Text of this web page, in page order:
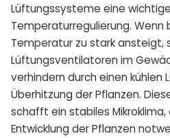
Lüftungssysteme eine
Temperaturregulierung. Wenn
Temperatur zu stark ansteigt,
Lüftungsventilatoren im
verhindern durch einen kühlen
Überhitzung der Pflanzen.
schafft ein stabiles
Entwicklung der Pflanzen